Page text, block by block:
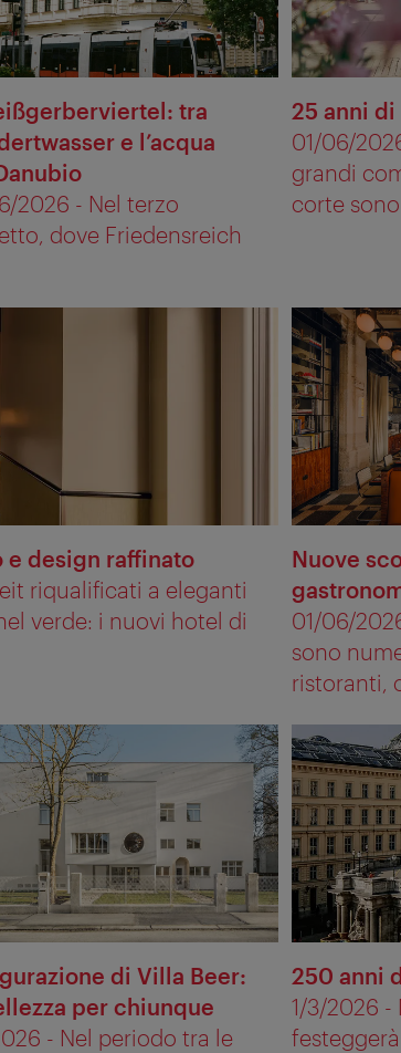
tra
e l’acqua
2026 - Nel terzo
dove Friedensreich
25 anni
01/06/
grandi
corte
e design raffinato
riqualificati a eleganti
verde: i nuovi hotel di
Nuove
01/06/
sono
ristoranti,
di Villa Beer:
per chiunque
- Nel periodo tra le
250 anni
1/3/2026 -